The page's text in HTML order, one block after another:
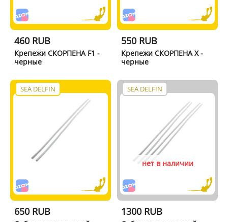
460 RUB
Крепежи СКОРПЕНА F1 -
черные
550 RUB
Крепежи СКОРПЕНА X -
черные
SEA DELFIN
650 RUB
SEA DELFIN
нет в наличии
1300 RUB